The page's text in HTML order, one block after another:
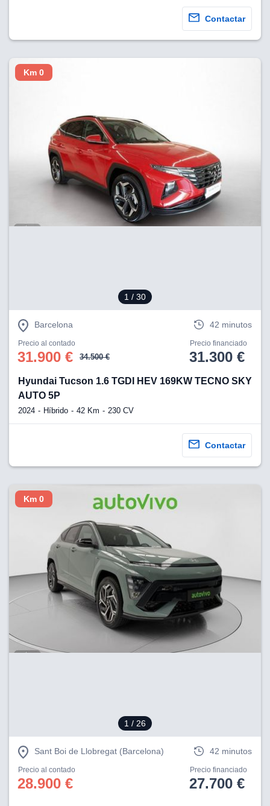
Contactar
1 / 30
Km 0
Barcelona 42 minutos
Precio al contado
31.900 € 34.500 €
Precio financiado
31.300 €
Hyundai Tucson 1.6 TGDI HEV 169KW TECNO SKY
AUTO 5P
2024 Híbrido 42 Km 230 CV
Contactar
1 / 26
Km 0
Sant Boi de Llobregat (Barcelona) 42 minutos
Precio al contado
28.900 €
Precio financiado
27.700 €